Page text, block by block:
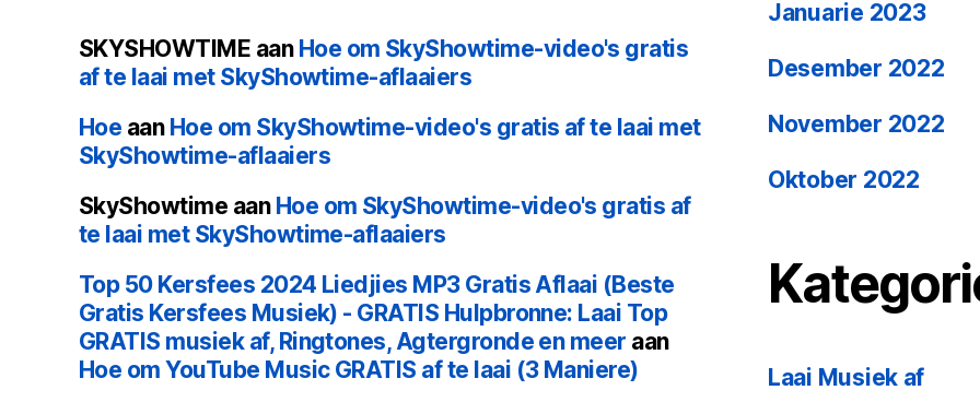
SKYSHOWTIME aan Hoe om SkyShowtime-video's gratis
af te laai met SkyShowtime-aflaaiers
Hoe aan Hoe om SkyShowtime-video's gratis af te laai met
SkyShowtime-aflaaiers
SkyShowtime aan Hoe om SkyShowtime-video's gratis af
te laai met SkyShowtime-aflaaiers
Top 50 Kersfees 2024 Liedjies MP3 Gratis Aflaai (Beste
Gratis Kersfees Musiek) - GRATIS Hulpbronne: Laai Top
GRATIS musiek af, Ringtones, Agtergronde en meer aan
Hoe om YouTube Music GRATIS af te laai (3 Maniere)
Januarie 2023
Desember 2022
November 2022
Oktober 2022
Laai Musiek af